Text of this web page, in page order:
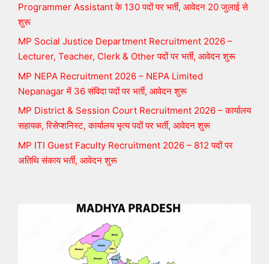
Programmer Assistant के 130 पदों पर भर्ती, आवेदन 20 जुलाई से
शुरू
MP Social Justice Department Recruitment 2026 –
Lecturer, Teacher, Clerk & Other पदों पर भर्ती, आवेदन शुरू
MP NEPA Recruitment 2026 – NEPA Limited
Nepanagar में 36 संविदा पदों पर भर्ती, आवेदन शुरू
MP District & Session Court Recruitment 2026 – कार्यालय
सहायक, रिसेप्शनिस्ट, कार्यालय भृत्य पदों पर भर्ती, आवेदन शुरू
MP ITI Guest Faculty Recruitment 2026 – 812 पदों पर
अतिथि संकाय भर्ती, आवेदन शुरू